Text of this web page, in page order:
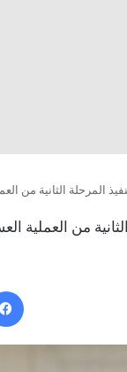
المرحلة الثانية من
من العملية